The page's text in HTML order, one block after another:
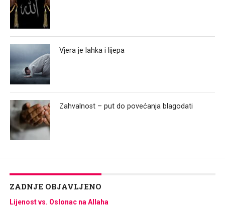
Vjera je lahka i lijepa
Zahvalnost – put do povećanja blagodati
ZADNJE OBJAVLJENO
Lijenost vs. Oslonac na Allaha